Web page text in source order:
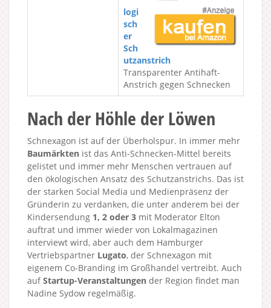
logi
sch
er
Sch
utzanstrich
Transparenter Antihaft-
Anstrich gegen Schnecken
Nach der Höhle der Löwen
Schnexagon ist auf der Überholspur. In immer mehr
Baumärkten ist das Anti-Schnecken-Mittel bereits
gelistet und immer mehr Menschen vertrauen auf
den ökologischen Ansatz des Schutzanstrichs. Das ist
der starken Social Media und Medienpräsenz der
Gründerin zu verdanken, die unter anderem bei der
Kindersendung 1, 2 oder 3 mit Moderator Elton
auftrat und immer wieder von Lokalmagazinen
interviewt wird, aber auch dem Hamburger
Vertriebspartner Lugato, der Schnexagon mit
eigenem Co-Branding im Großhandel vertreibt. Auch
aufStartup-Veranstaltungen der Region findet man
Nadine Sydow regelmäßig.